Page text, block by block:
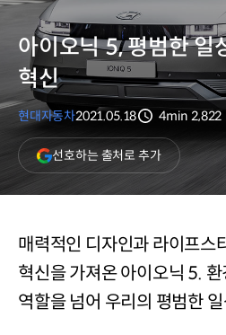
아이오닉 5, 평범한 일
혁신
현대자동차2021.05.18
4min 2,822
선호하는 출처로 추가(새
창
열림)
매력적인 디자인과 라이프스
혁신을 가져온 아이오닉 5.
역할을 넘어 우리의 평범한